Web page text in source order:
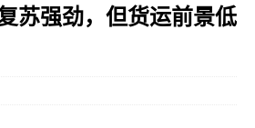
苏强劲，但货运前景低